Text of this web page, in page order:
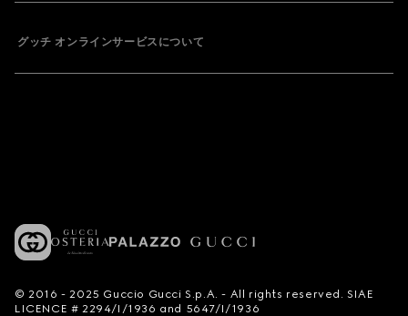
グッチ オンラインサービスについて
© 2016 - 2025 Guccio Gucci S.p.A. - All rights reserved. SIAE
LICENCE # 2294/I/1936 and 5647/I/1936